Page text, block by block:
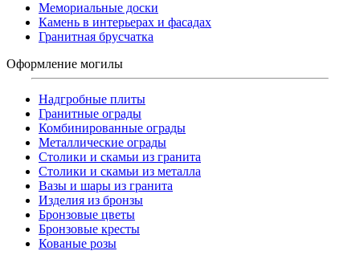
Мемориальные доски
Камень в интерьерах и фасадах
Гранитная брусчатка
Оформление могилы
Надгробные плиты
Гранитные ограды
Комбинированные ограды
Металлические ограды
Столики и скамьи из гранита
Столики и скамьи из металла
Вазы и шары из гранита
Изделия из бронзы
Бронзовые цветы
Бронзовые кресты
Кованые розы